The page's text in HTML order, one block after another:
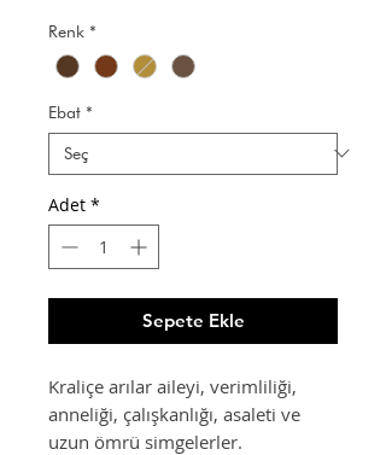
Renk *
Ebat *
Adet *
Sepete Ekle
Kraliçe arılar aileyi, verimliliği,
anneliği, çalışkanlığı, asaleti ve
uzun ömrü simgelerler.